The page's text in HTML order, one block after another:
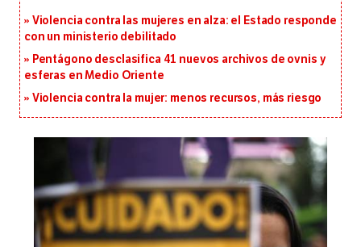
Violencia contra las mujeres en alza: el Estado responde
con un ministerio debilitado
Pentágono desclasifica 41 nuevos archivos de ovnis y
esferas en Medio Oriente
Violencia contra la mujer: menos recursos, más riesgo